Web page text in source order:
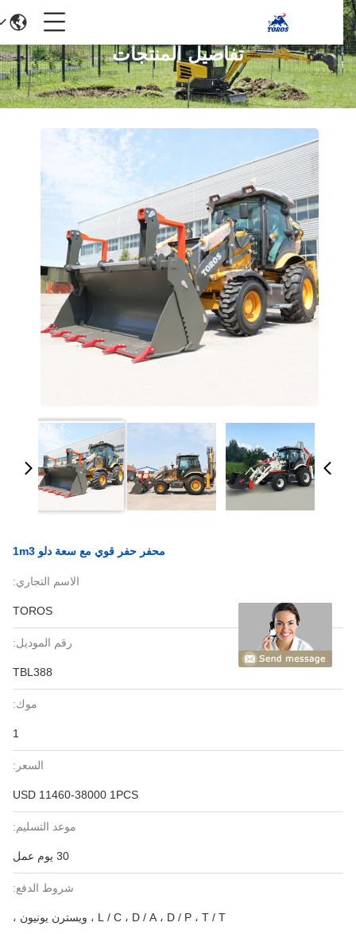
تفاصيل المنتجات
محفر حفر قوي مع سعة دلو 1m3
الاسم التجاري:
TOROS
رقم الموديل:
TBL388
موك:
السعر:
USD 11460-38000 1PCS
موعد التسليم:
30 يوم عمل
شروط الدفع:
L / C ، D / A ، D / P ، T / T ، ويسترن يونيون ،